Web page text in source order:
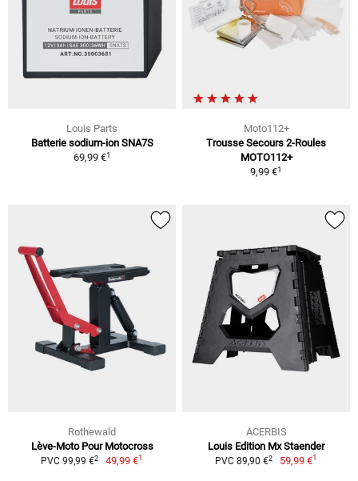
Louis Parts
Batterie sodium-ion SNA7S
69,99 €1
Moto112+
Trousse Secours 2-Roules
MOTO112+
9,99 €1
Rothewald
Lève-Moto Pour Motocross
PVC 99,99 €2 49,99 €1
ACERBIS
Louis Edition Mx Staender
PVC 89,90 €2 59,99 €1